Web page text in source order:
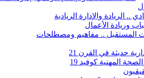
.. الريادة والإدارة الريادية
وريادة الأعمال
المستقبل .. مفاهيم ومصطلحات
حديثة في القرن 21
المهنية كوفيد 19